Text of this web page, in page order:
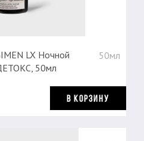
LX Ночной
50мл
50мл
В КОРЗИНУ